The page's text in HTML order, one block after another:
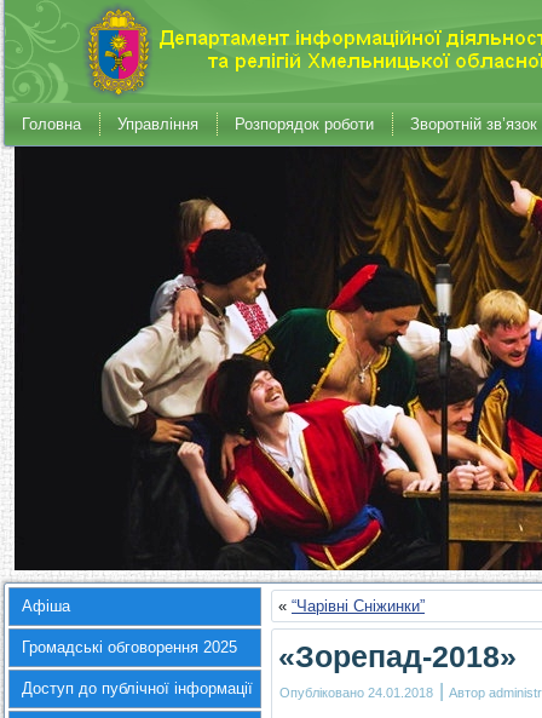
Головна Управління Розпорядок роботи Зворотній зв’язок
Афіша
Громадські обговорення 2025
Доступ до публічної інформації
« “Чарівні Сніжинки”
«Зорепад-2018»
Опубліковано 24.01.2018 | Автор